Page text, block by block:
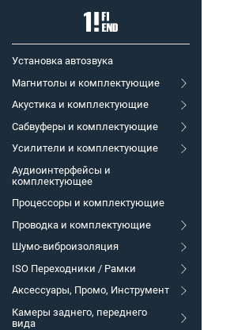
Установка автозвука
Магнитолы и комплектующие
Акустика и комплектующие
Сабвуферы и комплектующие
Усилители и комплектующие
Аудиоинтерфейсы и
комплектующее
Процессоры и комплектующие
Проводка и комплектующие
Шумо-виброизоляция
ISO Переходники / Рамки
Аксессуары, Промо, Инструмент
Камеры заднего, переднего
вида